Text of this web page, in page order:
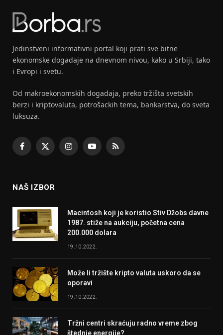
Jedinstveni informativni portal koji prati sve bitne
ekonomske dogadaje na dnevnom nivou, kako u Srbiji, tako
i Evropi i svetu.
Od makroekonomskih dogadaja, preko tržišta svetskih
berzi i kriptovaluta, potrošackih tema, bankarstva, do sveta
luksuza.
Facebook
X
InstagramYouTubeRSS
NAŠ IZBOR
Macintosh koji je koristio Stiv Džobs davne
1987. stiže na aukciju, početna cena
200.000 dolara
19.10.2022.
Može li tržište kripto valuta uskoro da se
oporavi
19.10.2022.
Tržni centri skraćuju radno vreme zbog
štednje energije?